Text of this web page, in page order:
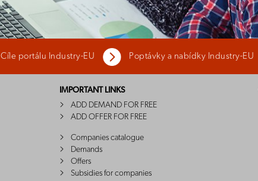
Cíle portálu Industry-EU Poptávky a nabídky Industry-EU
IMPORTANT LINKS
ADD DEMAND FOR FREE
ADD OFFER FOR FREE
Companies catalogue
Demands
Offers
Subsidies for companies